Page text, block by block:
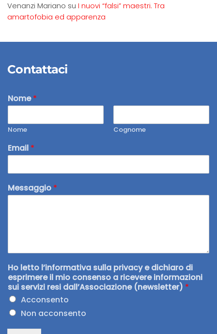
Venanzi Mariano su I nuovi “falsi” maestri. Tra
amartofobia ed apparenza
Contattaci
Nome*
Nome Cognome
Email *
Messaggio *
Ho letto l’informativa sulla privacy e dichiaro di
esprimere il mio consenso a ricevere informazioni
sui servizi resi dall’Associazione (newsletter) *
Acconsento
Non acconsento